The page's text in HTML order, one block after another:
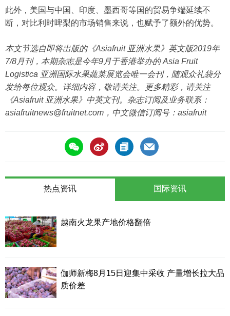
此外，美国与中国、印度、墨西哥等国的贸易争端延续不
断，对比利时啤梨的市场销售来说，也赋予了额外的优势。
本文节选自即将出版的《Asiafruit 亚洲水果》英文版2019年
7/8月刊，本期杂志是今年9月于香港举办的 Asia Fruit
Logistica 亚洲国际水果蔬菜展览会唯一会刊，随观众礼袋分
发给每位观众。详细内容，敬请关注。更多精彩，请关注
《Asiafruit 亚洲水果》中英文刊。杂志订阅及业务联系：
asiafruitnews@fruitnet.com，中文微信订阅号：asiafruit
热点资讯
越南火龙果产地价格翻倍
伽师新梅8月15日迎集中采收 产量增长拉大品
质价差
国际资讯